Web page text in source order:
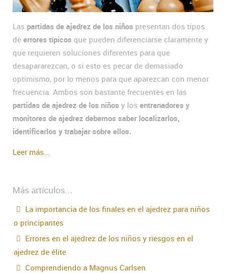
Las partidas de ajedrez de los niños presentan dos tipos
de errores típicos que pueden diferenciarse claramente y
que requieren soluciones diferentes para que
desapararezcan, o si esto es pecar de demasiado
optimismo, por lo menos para que aparezcan con menor
frecuencia. Ambos son bastante frecuentes en las
partidas de ajedrez de los niños y los entrenadores y
monitores de ajedrez debemos saber localizarlos,
identificarlos y trabajar sobre ellos.
Leer más...
Más artículos...
La importancia de los finales en el ajedrez para niños
o principantes
Errores en el ajedrez de los niños y riesgos en el
ajedrez de élite
Comprendiendo a Magnus Carlsen